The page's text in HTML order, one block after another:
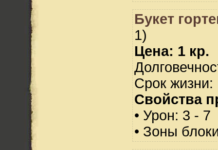
Букет
1)
Цена: 1 кр.
Срок жизни:
Свойства
• Урон: 3 - 7
• Зоны